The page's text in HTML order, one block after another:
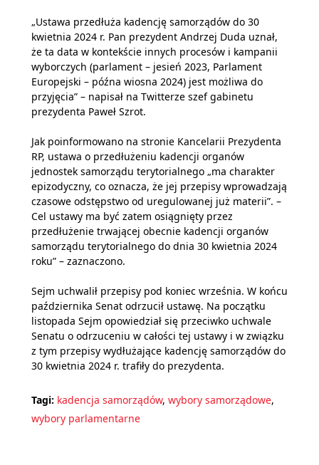
„Ustawa przedłuża kadencję samorządów do 30
kwietnia 2024 r. Pan prezydent Andrzej Duda uznał,
że ta data w kontekście innych procesów i kampanii
wyborczych (parlament – jesień 2023, Parlament
Europejski – późna wiosna 2024) jest możliwa do
przyjęcia” – napisał na Twitterze szef gabinetu
prezydenta Paweł Szrot.
Jak poinformowano na stronie Kancelarii Prezydenta
RP, ustawa o przedłużeniu kadencji organów
jednostek samorządu terytorialnego „ma charakter
epizodyczny, co oznacza, że jej przepisy wprowadzają
czasowe odstępstwo od uregulowanej już materii”. –
Cel ustawy ma być zatem osiągnięty przez
przedłużenie trwającej obecnie kadencji organów
samorządu terytorialnego do dnia 30 kwietnia 2024
roku” – zaznaczono.
Sejm uchwalił przepisy pod koniec września. W końcu
października Senat odrzucił ustawę. Na początku
listopada Sejm opowiedział się przeciwko uchwale
Senatu o odrzuceniu w całości tej ustawy i w związku
z tym przepisy wydłużające kadencję samorządów do
30 kwietnia 2024 r. trafiły do prezydenta.
Tagi: kadencja samorządów, wybory samorządowe,
wybory parlamentarne